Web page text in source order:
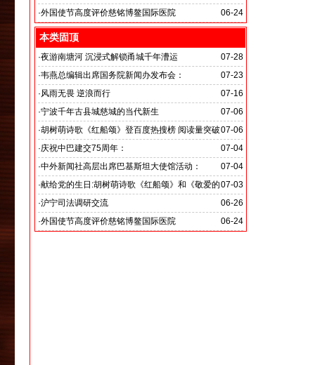
共探司法鉴定发展新路
06-24
·外国使节高度评价慈铭博鳌国际医院
本类固顶
07-28
·夜游南塘河 沉浸式解锁甬城千年漕运
07-23
·韦燕总编辑出席国务院新闻办发布会：
关注海关总署“十五五”时期守好国门安全
07-16
·风雨无畏 逆浪而行
旭日应急救援队硬核抗巴“威风”护平安
07-06
·宁波千年古县城慈城的当代新生
07-06
·胡树萌诗歌《红船颂》登百度热搜榜 阅读量突破
数亿次 打破“曲高和寡”的传播困境
07-04
·庆祝中巴建交75周年：
韦燕总裁同多国大使出席巴基斯坦驻华大使馆举办“芒果
节”
07-04
·中外新闻社高层出席巴基斯坦大使馆活动：
医药、保健和生物科技职业技术教育与培训专题研讨会
07-03
·献给党的生日:胡树萌诗歌《红船颂》和《敬爱的
党啊 我怎能不为你放声歌唱》
06-26
·沪宁司法调研交流
共探司法鉴定发展新路
06-24
·外国使节高度评价慈铭博鳌国际医院